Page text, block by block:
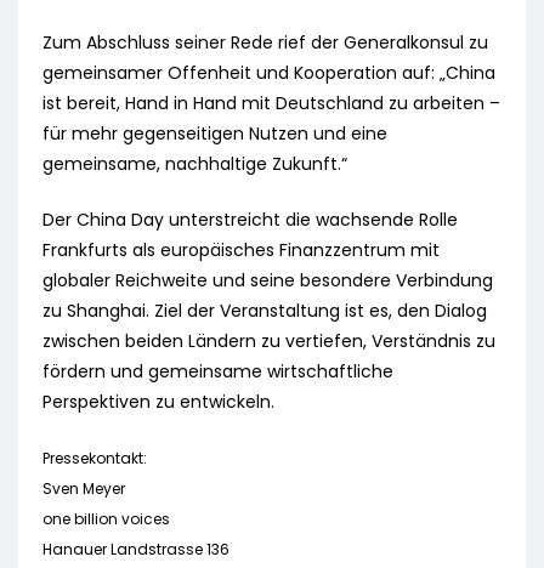
Zum Abschluss seiner Rede rief der Generalkonsul zu
gemeinsamer Offenheit und Kooperation auf: „China
ist bereit, Hand in Hand mit Deutschland zu arbeiten –
für mehr gegenseitigen Nutzen und eine
gemeinsame, nachhaltige Zukunft.“
Der China Day unterstreicht die wachsende Rolle
Frankfurts als europäisches Finanzzentrum mit
globaler Reichweite und seine besondere Verbindung
zu Shanghai. Ziel der Veranstaltung ist es, den Dialog
zwischen beiden Ländern zu vertiefen, Verständnis zu
fördern und gemeinsame wirtschaftliche
Perspektiven zu entwickeln.
Pressekontakt:
Sven Meyer
one billion voices
Hanauer Landstrasse 136